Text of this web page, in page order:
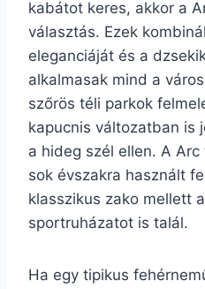
kabátot keres, akkor a
választás. Ezek
eleganciáját és a
alkalmasak mind a
szőrös téli parkok
kapucnis változatban is
a hideg szél ellen. A
sok évszakra használt
klasszikus zako mellett
sportruházatot is talál.
Ha egy tipikus